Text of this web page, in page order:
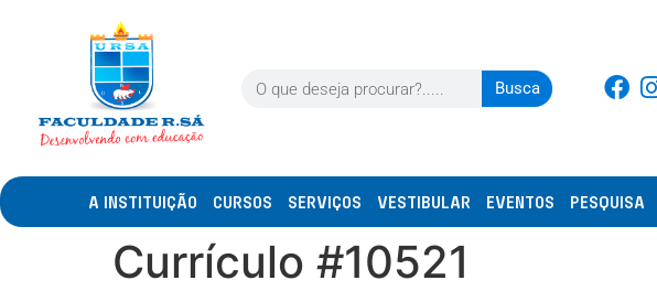
Busca
A INSTITUIÇÃO CURSOS SERVIÇOS VESTIBULAR EVENTOS PESQUISA
Currículo #10521